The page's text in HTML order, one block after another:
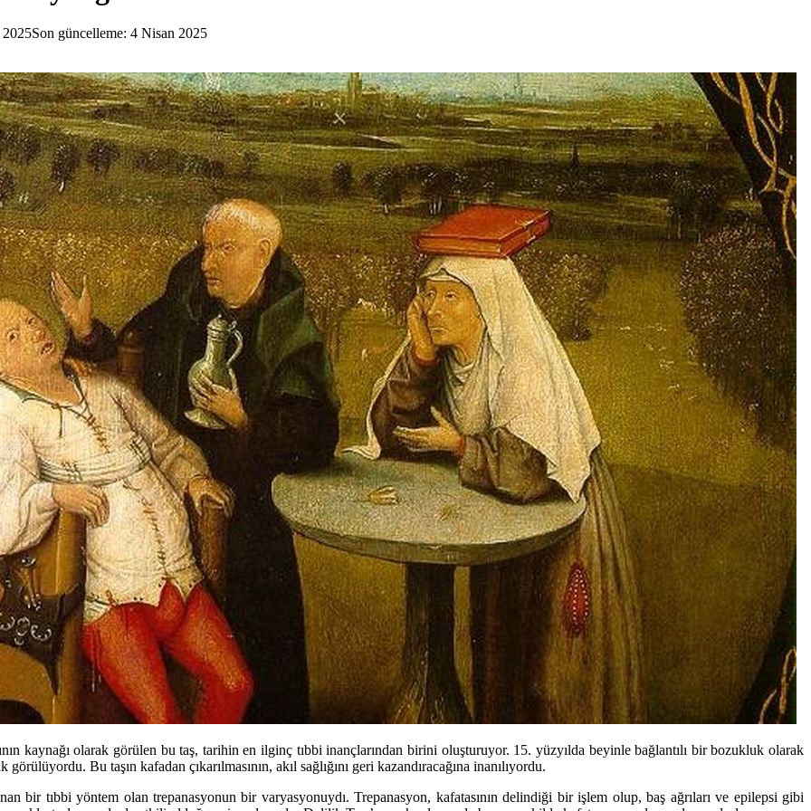
Son güncelleme: 4 Nisan 2025
kaynağı olarak görülen bu taş, tarihin en ilginç tıbbi inançlarından birini oluşturuyor. 15. yüzyılda beyinle bağlantılı bir bozukluk olarak
Bu taşın kafadan çıkarılmasının, akıl sağlığını geri kazandıracağına inanılıyordu.
bir tıbbi yöntem olan trepanasyonun bir varyasyonuydı. Trepanasyon, kafatasının delindiği bir işlem olup, baş ağrıları ve epilepsi gibi